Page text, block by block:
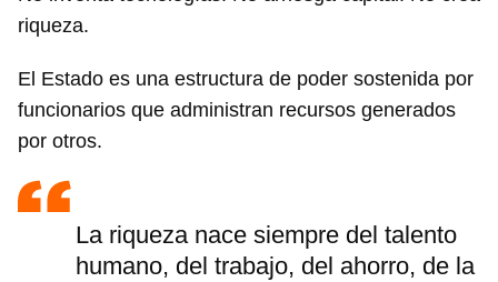
riqueza.
El Estado es una estructura de poder sostenida por
funcionarios que administran recursos generados
por otros.
La riqueza nace siempre del talento
humano, del trabajo, del ahorro, de la